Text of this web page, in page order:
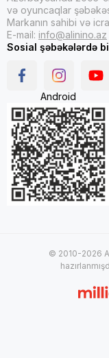
və oyuncaqlar
Markanın sahibi və
E-mail: info@alinino.az
Sosial şəbəkələrdə
Android
© 2010-2026